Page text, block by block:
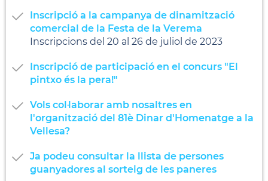
Inscripció a la campanya de dinamització
comercial de la Festa de la Verema
Inscripcions del 20 al 26 de juliol de 2023
Inscripció de participació en el concurs "El
pintxo és la pera!"
Vols col·laborar amb nosaltres en
l'organització del 81è Dinar d'Homenatge a la
Vellesa?
Ja podeu consultar la llista de persones
guanyadores al sorteig de les paneres